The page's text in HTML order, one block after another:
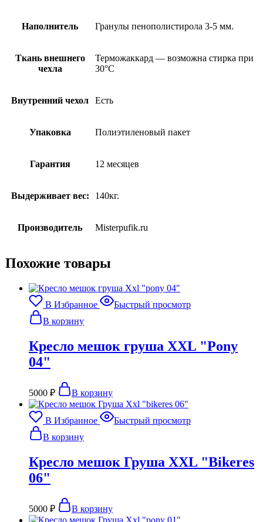
Наполнитель Гранулы пенополистирола 3-5 мм.
Ткань внешнего
чехла
Терможаккард — возможна стирка при
30°С
Внутренний чехол Есть
Упаковка Полиэтиленовый пакет
Гарантия 12 месяцев
Выдерживает вес: 140кг.
Производитель Misterpufik.ru
Похожие товары
В Избранное
Быстрый просмотр
В корзину
Кресло мешок груша XXL "Pony
04"
5000 ₽ В корзину
В Избранное
Быстрый просмотр
В корзину
Кресло мешок Груша XXL "Bikeres
06"
5000 ₽ В корзину